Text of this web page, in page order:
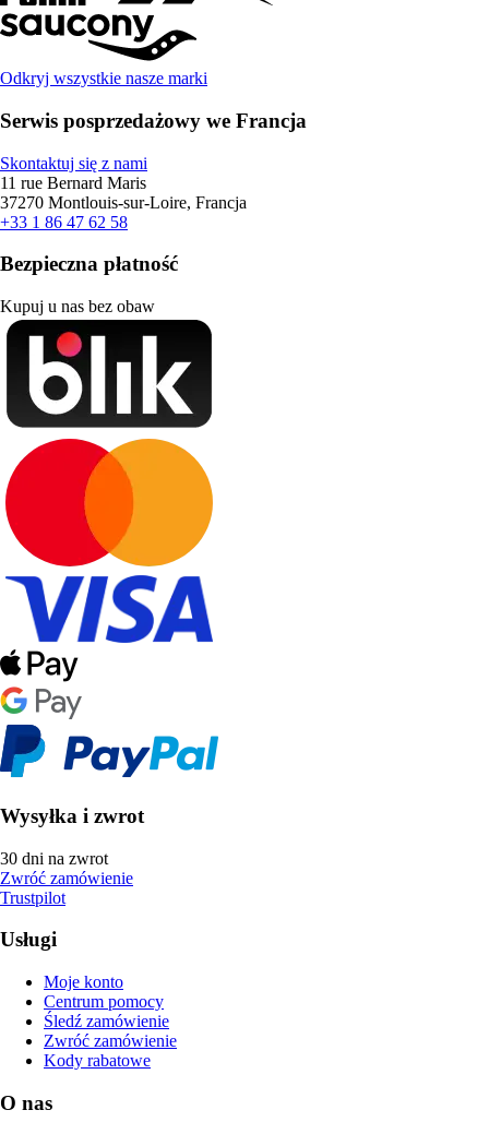
Odkryj wszystkie nasze marki
Serwis posprzedażowy we Francja
Skontaktuj się z nami
11 rue Bernard Maris
37270 Montlouis-sur-Loire, Francja
+33 1 86 47 62 58
Bezpieczna płatność
Kupuj u nas bez obaw
Wysyłka i zwrot
30 dni na zwrot
Zwróć zamówienie
Trustpilot
Usługi
Moje konto
Centrum pomocy
Śledź zamówienie
Zwróć zamówienie
Kody rabatowe
O nas